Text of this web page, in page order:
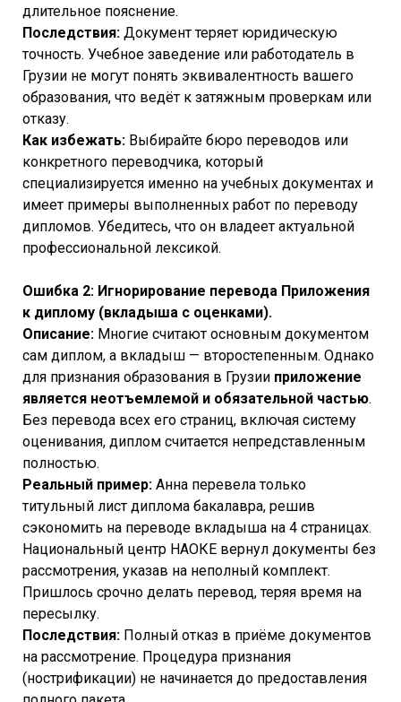
длительное пояснение.
Последствия: Документ теряет юридическую
точность. Учебное заведение или работодатель в
Грузии не могут понять эквивалентность вашего
образования, что ведёт к затяжным проверкам или
отказу.
Как избежать: Выбирайте бюро переводов или
конкретного переводчика, который
специализируется именно на учебных документах и
имеет примеры выполненных работ по переводу
дипломов. Убедитесь, что он владеет актуальной
профессиональной лексикой.
Ошибка 2: Игнорирование перевода Приложения
к диплому (вкладыша с оценками).
Описание: Многие считают основным документом
сам диплом, а вкладыш — второстепенным. Однако
для признания образования в Грузии приложение
является неотъемлемой и обязательной частью.
Без перевода всех его страниц, включая систему
оценивания, диплом считается непредставленным
полностью.
Реальный пример: Анна перевела только
титульный лист диплома бакалавра, решив
сэкономить на переводе вкладыша на 4 страницах.
Национальный центр НАОКЕ вернул документы без
рассмотрения, указав на неполный комплект.
Пришлось срочно делать перевод, теряя время на
пересылку.
Последствия: Полный отказ в приёме документов
на рассмотрение. Процедура признания
(нострификации) не начинается до предоставления